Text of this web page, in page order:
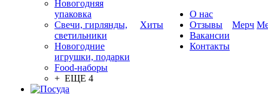
Новогодняя
упаковка
Свечи, гирлянды,
светильники
Новогодние
игрушки, подарки
Food-наборы
+ ЕЩЕ 4
Хиты
О нас
Отзывы
Вакансии
Контакты
Мерч